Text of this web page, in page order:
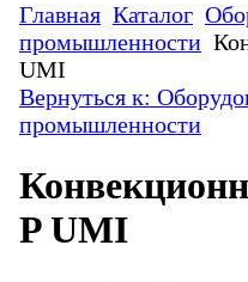
Главная Каталог
промышленности
UMI
Вернуться к:
промышленности
P UMI